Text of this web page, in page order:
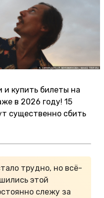
и купить билеты на
в 2026 году! 15
существенно сбить
трудно, но всё-
этой
слежу за